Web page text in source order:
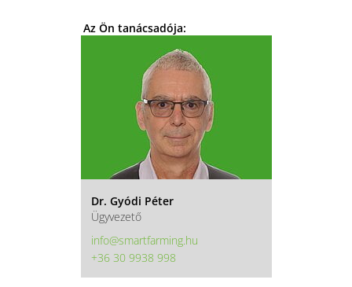
Az Ön tanácsadója:
Dr. Gyódi Péter
Ügyvezető
info@smartfarming.hu
+36 30 9938 998